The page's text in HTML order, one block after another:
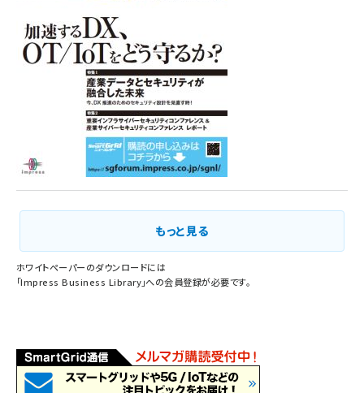
もっと見る
ホワイトペーパーのダウンロードには
「Impress Business Library」への会員登録が必要です。